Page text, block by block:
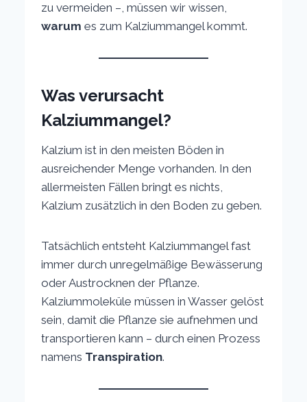
zu vermeiden –, müssen wir wissen,
warum es zum Kalziummangel kommt.
Was verursacht
Kalziummangel?
Kalzium ist in den meisten Böden in
ausreichender Menge vorhanden. In den
allermeisten Fällen bringt es nichts,
Kalzium zusätzlich in den Boden zu geben.
Tatsächlich entsteht Kalziummangel fast
immer durch unregelmäßige Bewässerung
oder Austrocknen der Pflanze.
Kalziummoleküle müssen in Wasser gelöst
sein, damit die Pflanze sie aufnehmen und
transportieren kann – durch einen Prozess
namens Transpiration.